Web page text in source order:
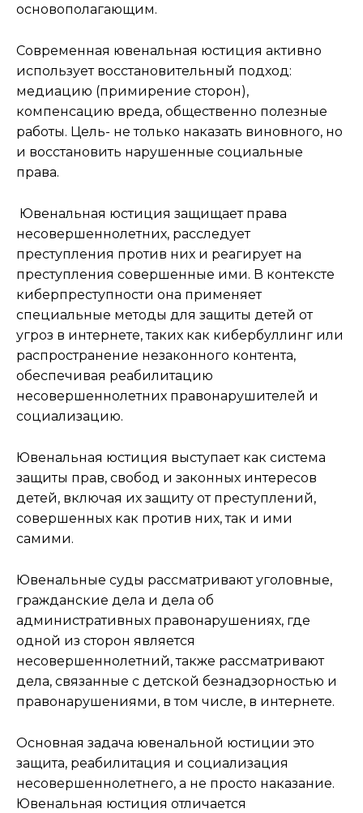
основополагающим.
Современная ювенальная юстиция активно
использует восстановительный подход:
медиацию (примирение сторон),
компенсацию вреда, общественно полезные
работы. Цель- не только наказать виновного, но
и восстановить нарушенные социальные
права.
Ювенальная юстиция защищает права
несовершеннолетних, расследует
преступления против них и реагирует на
преступления совершенные ими. В контексте
киберпреступности она применяет
специальные методы для защиты детей от
угроз в интернете, таких как кибербуллинг или
распространение незаконного контента,
обеспечивая реабилитацию
несовершеннолетних правонарушителей и
социализацию.
Ювенальная юстиция выступает как система
защиты прав, свобод и законных интересов
детей, включая их защиту от преступлений,
совершенных как против них, так и ими
самими.
Ювенальные суды рассматривают уголовные,
гражданские дела и дела об
административных правонарушениях, где
одной из сторон является
несовершеннолетний, также рассматривают
дела, связанные с детской безнадзорностью и
правонарушениями, в том числе, в интернете.
Основная задача ювенальной юстиции это
защита, реабилитация и социализация
несовершеннолетнего, а не просто наказание.
Ювенальная юстиция отличается